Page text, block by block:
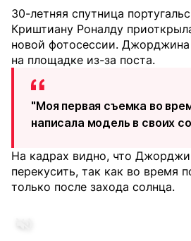
30-летняя спутница
Криштиану Роналду
новой фотосессии.
на площадке из-за поста.
"Моя первая съемка во
написала модель в своих
На кадрах видно, что
перекусить, так как во время
только после захода солнца.